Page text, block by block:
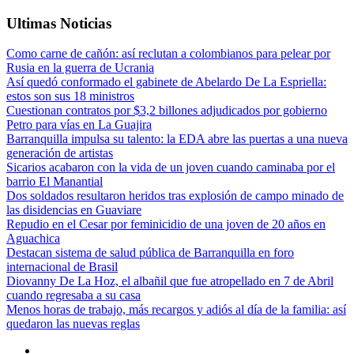
Ultimas Noticias
Como carne de cañón: así reclutan a colombianos para pelear por
Rusia en la guerra de Ucrania
Así quedó conformado el gabinete de Abelardo De La Espriella:
estos son sus 18 ministros
Cuestionan contratos por $3,2 billones adjudicados por gobierno
Petro para vías en La Guajira
Barranquilla impulsa su talento: la EDA abre las puertas a una nueva
generación de artistas
Sicarios acabaron con la vida de un joven cuando caminaba por el
barrio El Manantial
Dos soldados resultaron heridos tras explosión de campo minado de
las disidencias en Guaviare
Repudio en el Cesar por feminicidio de una joven de 20 años en
Aguachica
Destacan sistema de salud pública de Barranquilla en foro
internacional de Brasil
Diovanny De La Hoz, el albañil que fue atropellado en 7 de Abril
cuando regresaba a su casa
Menos horas de trabajo, más recargos y adiós al día de la familia: así
quedaron las nuevas reglas